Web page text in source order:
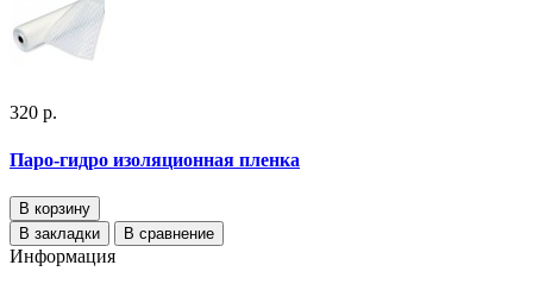
320 р.
Паро-гидро изоляционная пленка
В корзину
В закладки
В сравнение
Информация